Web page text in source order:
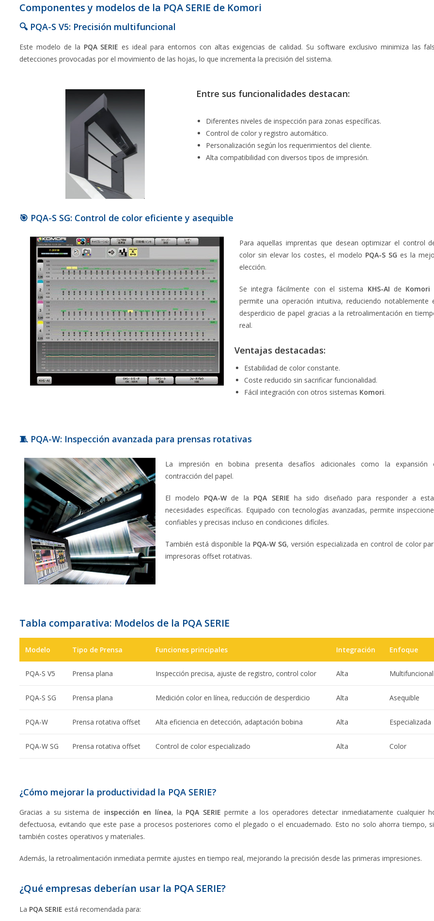
Componentes y modelos de la PQA SERIE de Komori
🔍 PQA-S V5: Precisión multifuncional
Este modelo de la PQA SERIE es ideal para entornos con altas exigencias de calidad. Su software exclusivo minimiza las
detecciones provocadas por el movimiento de las hojas, lo que incrementa la precisión del sistema.
Entre sus funcionalidades destacan:
Diferentes niveles de inspección para zonas específicas.
Control de color y registro automático.
Personalización según los requerimientos del cliente.
Alta compatibilidad con diversos tipos de impresión.
🎯 PQA-S SG: Control de color eficiente y asequible
Para aquellas imprentas que desean optimizar el control
color sin elevar los costes, el modelo PQA-S SG es la
elección.
Se integra fácilmente con el sistema KHS-AI de Komori
permite una operación intuitiva, reduciendo notablemente
desperdicio de papel gracias a la retroalimentación en
real.
Ventajas destacadas:
Estabilidad de color constante.
Coste reducido sin sacrificar funcionalidad.
Fácil integración con otros sistemas Komori.
🧵 PQA-W: Inspección avanzada para prensas rotativas
La impresión en bobina presenta desafíos adicionales como la expansión
contracción del papel.
El modelo PQA-Wde la PQA SERIE ha sido diseñado para responder a
necesidades específicas. Equipado con tecnologías avanzadas, permite
confiables y precisas incluso en condiciones difíciles.
También está disponible la PQA-W SG, versión especializada en control de color
impresoras offset rotativas.
Tabla comparativa: Modelos de la PQA SERIE
Modelo Tipo de Prensa Funciones principales Integración Enfoque
PQA-S V5 Prensa plana Inspección precisa, ajuste de registro, control color Alta Multifuncional
PQA-S SG Prensa plana Medición color en línea, reducción de desperdicio Alta Asequible
PQA-W Prensa rotativa offset Alta eficiencia en detección, adaptación bobina Alta Especializada
PQA-W SG Prensa rotativa offset Control de color especializado Alta Color
¿Cómo mejorar la productividad la PQA SERIE?
Gracias a su sistema de inspección en línea, la PQA SERIE permite a los operadores detectar inmediatamente cualquier
defectuosa, evitando que este pase a procesos posteriores como el plegado o el encuadernado. Esto no solo ahorra tiempo,
también costes operativos y materiales.
Además, la retroalimentación inmediata permite ajustes en tiempo real, mejorando la precisión desde las primeras impresiones.
¿Qué empresas deberían usar la PQA SERIE?
La PQA SERIE está recomendada para: